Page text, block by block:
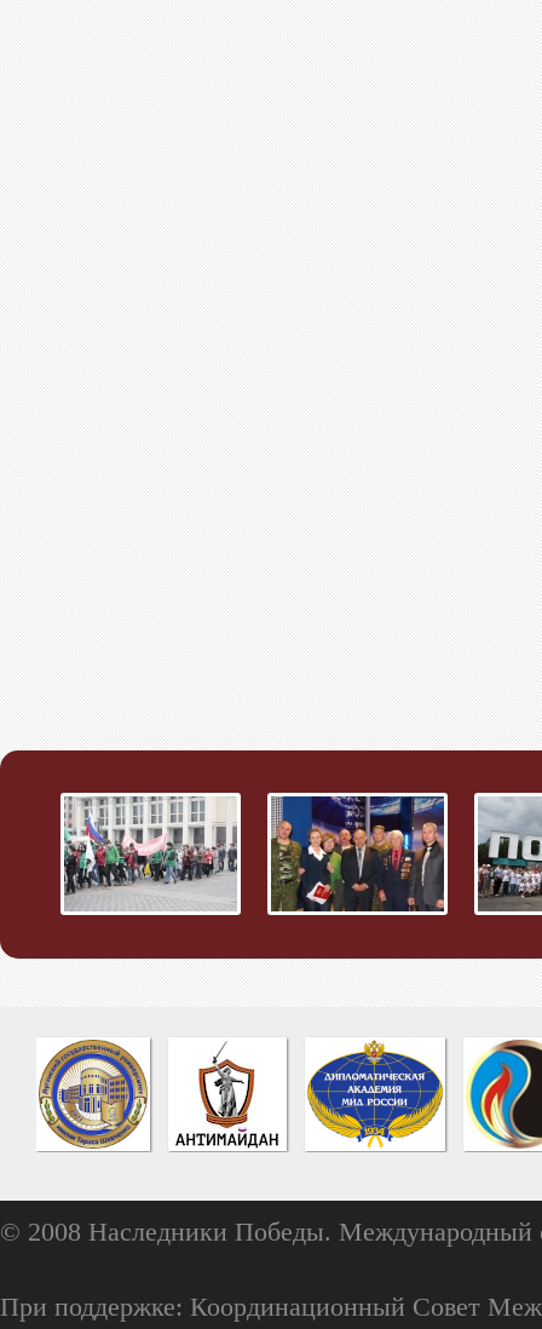
© 2008 Наследники Победы. Международный
При поддержке: Координационный Совет